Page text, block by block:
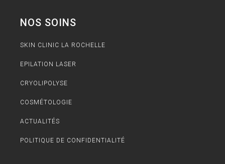
NOS SOINS
SKIN CLINIC LA ROCHELLE
EPILATION LASER
CRYOLIPOLYSE
COSMÉTOLOGIE
ACTUALITÉS
POLITIQUE DE CONFIDENTIALITÉ